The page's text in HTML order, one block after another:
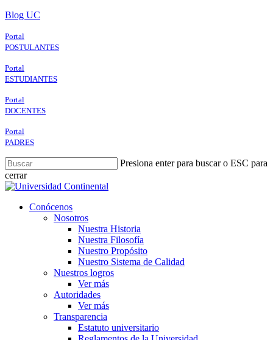
Skip
main
content
Blog UC
Portal
POSTULANTES
Portal
ESTUDIANTES
Portal
DOCENTES
Portal
PADRES
Presiona enter para buscar o ESC para
cerrar
Close
search
Menu
Conócenos
Nosotros
Nuestra Historia
Nuestra Filosofía
Nuestro Propósito
Nuestro Sistema de Calidad
Nuestros logros
Ver más
Autoridades
Ver más
Transparencia
Estatuto universitario